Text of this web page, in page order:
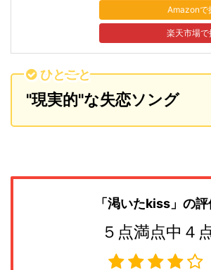
Amazon
楽天市場
ひとこと
"現実的"な失恋ソング
「渇いたkiss」の評
５点満点中４